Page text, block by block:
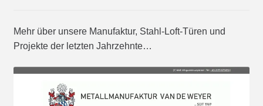
Mehr über unsere Manufaktur, Stahl-Loft-Türen und
Projekte der letzten Jahrzehnte…